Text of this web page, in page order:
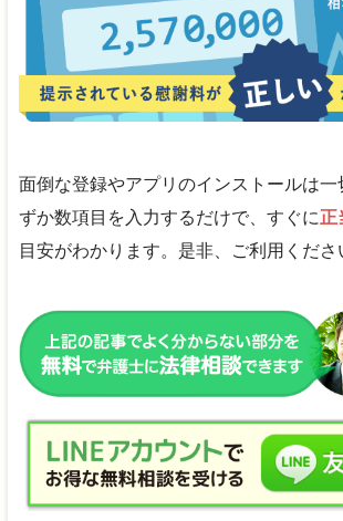
面倒な登録やアプリのインストールは一
ずか数項目を入力するだけで、すぐに正
目安がわかります。是非、ご利用くださ